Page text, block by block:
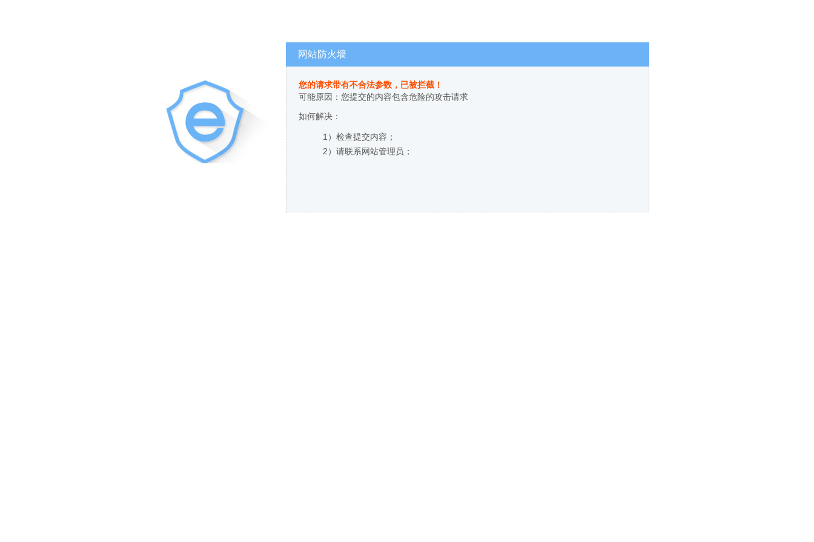
网站防火墙
您的请求带有不合法参数，已被拦截！
可能原因：您提交的内容包含危险的攻击请求
如何解决：
1）检查提交内容；
2）请联系网站管理员；